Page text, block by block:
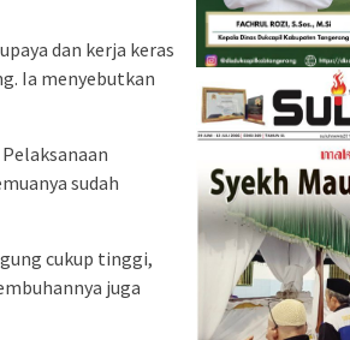
dan kerja keras
Ia menyebutkan
sudah
cukup tinggi,
juga